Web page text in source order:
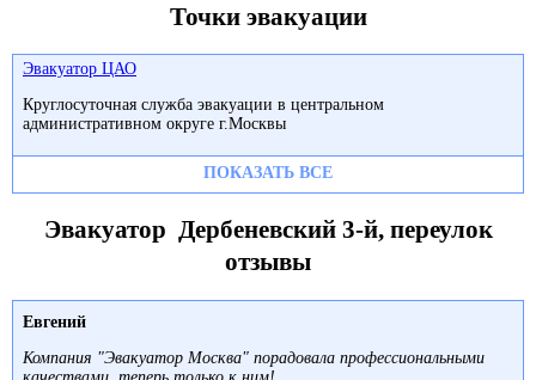
Точки эвакуации
Эвакуатор ЦАО
Круглосуточная служба эвакуации в центральном
административном округе г.Москвы
ПОКАЗАТЬ ВСЕ
Эвакуатор Дербеневский 3-й, переулок
отзывы
Евгений
Компания "Эвакуатор Москва" порадовала профессиональными